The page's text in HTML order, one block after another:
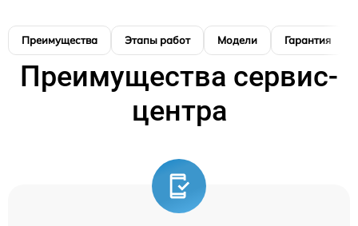
Преимущества Этапы работ Модели Гарантия
Преимущества сервис-
центра